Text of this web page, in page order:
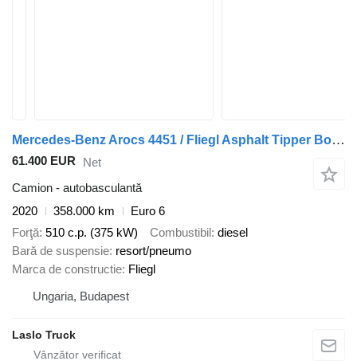
Mercedes-Benz Arocs 4451 / Fliegl Asphalt Tipper Body with Moving Floor / Tipp
61.400 EUR
Net
Camion - autobasculantă
2020
358.000 km
Euro 6
Forţă 510 c.p. (375 kW) Combustibil diesel
Bară de suspensie resort/pneumo
Marca de constructie Fliegl
Ungaria, Budapest
Laslo Truck